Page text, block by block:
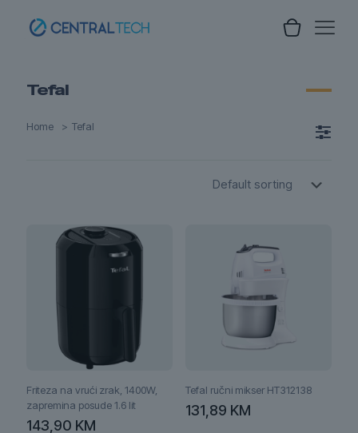
Tefal
Home > Tefal
Friteza na vrući zrak, 1400W,
zapremina posude 1.6 lit
143,90 KM
Tefal ručni mikser HT312138
131,89 KM